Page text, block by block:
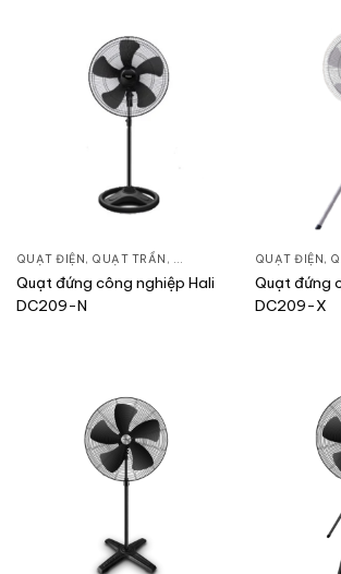
QUẠT ĐIỆN, QUẠT TRẦN , QUẠT ĐỨNG
Quạt đứng công nghiệp Hali
DC209-N
QUẠT ĐIỆN,
Quạt đứng
DC209-X